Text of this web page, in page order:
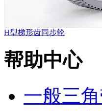
H型梯形齿同步轮
帮助中心
一般三